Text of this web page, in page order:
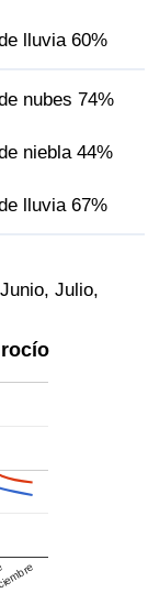
lluvia 60%
nubes 74%
niebla 44%
lluvia 67%
Julio,